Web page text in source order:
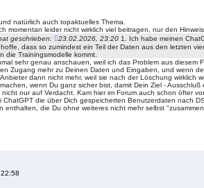
natürlich auch topaktuelles Thema.
momentan leider nicht wirklich viel beitragen, nur den
geschrieben: 23.02.2026, 23:20 1. Ich habe meinen
dass so zumindest ein Teil der Daten aus den letzten
die Trainingsmodelle kommt.
sehr genau anschauen, weil ich das Problem aus diesem
Zugang mehr zu Deinen Daten und Eingaben, und wenn
dann nicht mehr, weil sie nach der Löschung wirklich
wenn Du ganz sicher bist, damit Dein Ziel -
nur auf Verdacht. Kam hier im Forum auch schon öfter
ChatGPT die über Dich gespeicherten Benutzerdaten nach
enthalten, die Du ohne weiteres nicht mehr selbst